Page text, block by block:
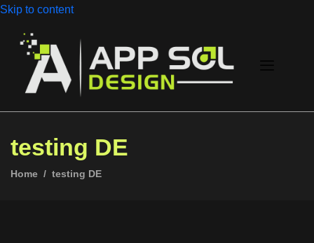
Skip to content
testing DE
Home testing DE